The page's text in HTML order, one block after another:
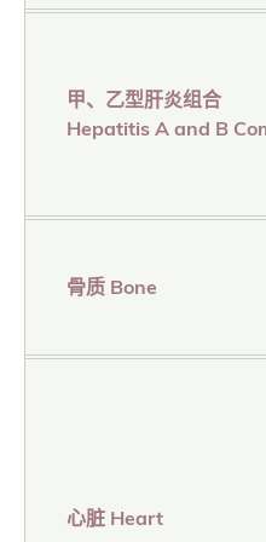
甲、乙型肝炎组合
Hepatitis A and B
骨质 Bone
心脏 Heart